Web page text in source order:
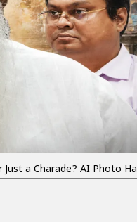
a Charade? AI Photo